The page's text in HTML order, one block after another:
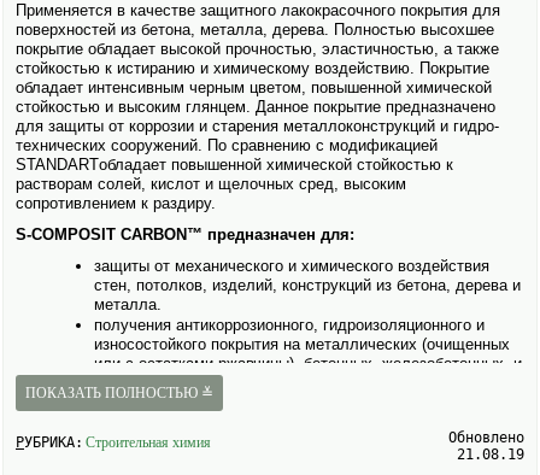
Применяется в качестве защитного лакокрасочного покрытия для
поверхностей из бетона, металла, дерева. Полностью высохшее
покрытие обладает высокой прочностью, эластичностью, а также
стойкостью к истиранию и химическому воздействию. Покрытие
обладает интенсивным черным цветом, повышенной химической
стойкостью и высоким глянцем. Данное покрытие предназна­чено
для защиты от коррозии и старения металлоконструкций и гидро­
технических сооружений. По сравнению с модификацией
STANDARTобладает повышенной химической стойкостью к
растворам солей, кислот и щелочных сред, высоким
сопротивлением к раздиру.
S-COMPOSIT CARBON™ предназна­чен для:
защиты от механического и химического воздействия
стен, потолков, изделий, конструкций из бетона, дерева и
металла.
получения антикоррозионного, гидроизоляционного и
износостойкого покрытия на металлических (очищенных
или с остатками ржавчины), бетонных, железобетонных, и
деревянных поверхностях, подвергающихся воздействию
пресной и морской воды, нефти и нефте­продуктов.
Специфика модификации
S-COMPOSIT CARBON™ модификация S-COMPOSIT™обладающая
ПОКАЗАТЬ ПОЛНОСТЬЮ ≚
РУБРИКА: Строительная химия
Обновлено
21.08.19